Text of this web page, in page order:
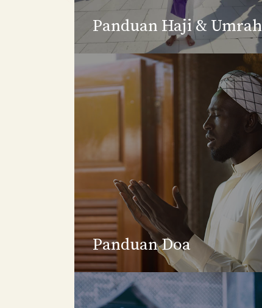
Panduan Haji & Umrah
Panduan Doa